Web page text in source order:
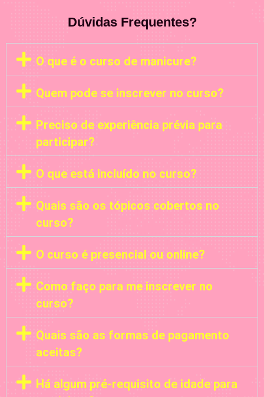
Dúvidas Frequentes?
O que é o curso de manicure?
Quem pode se inscrever no curso?
Preciso de experiência prévia para
participar?
O que está incluído no curso?
Quais são os tópicos cobertos no
curso?
O curso é presencial ou online?
Como faço para me inscrever no
curso?
Quais são as formas de pagamento
aceitas?
Há algum pré-requisito de idade para